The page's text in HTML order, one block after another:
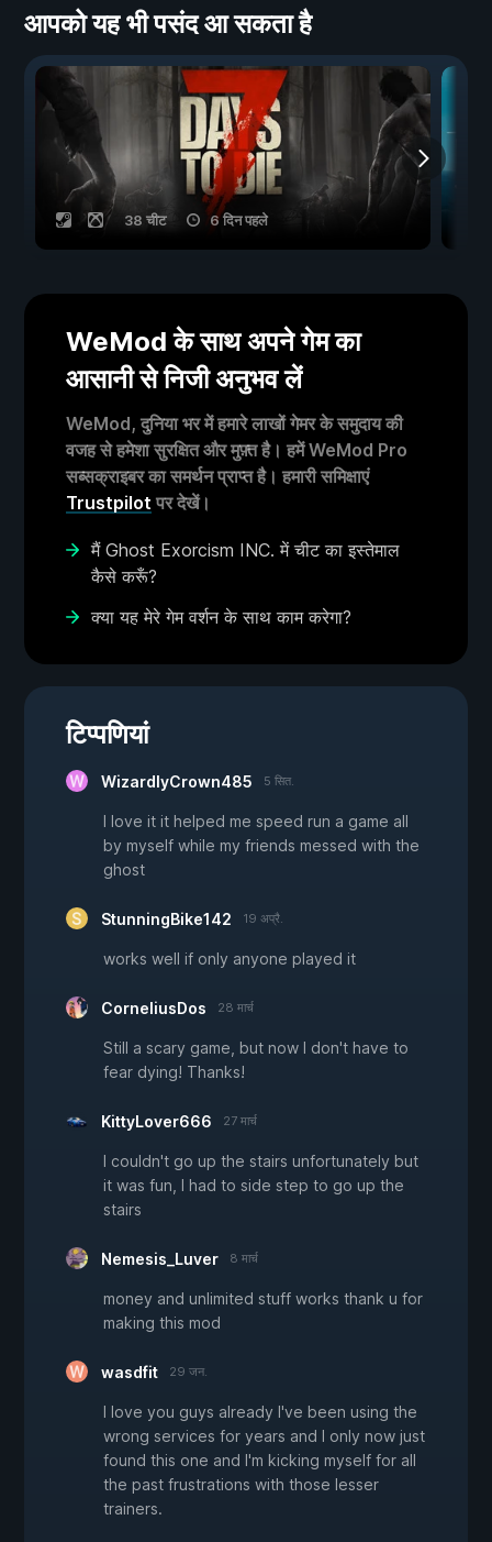
आपको यह भी पसंद आ सकता है
38 चीट 6 दिन पहले
WeMod के साथ अपने गेम का
आसानी से निजी अनुभव लें
WeMod, दुनिया भर में हमारे लाखों गेमर के समुदाय की
वजह से हमेशा सुरक्षित और मुफ़्त है। हमें WeMod Pro
सब्सक्राइबर का समर्थन प्राप्त है। हमारी समिक्षाएं
Trustpilot पर देखें।
मैं Ghost Exorcism INC. में चीट का इस्तेमाल
कैसे करूँ?
क्या यह मेरे गेम वर्शन के साथ काम करेगा?
टिप्पणियां
WizardlyCrown485 5 सित.
I love it it helped me speed run a game all
by myself while my friends messed with the
ghost
StunningBike142 19 अप्रै.
works well if only anyone played it
CorneliusDos 28 मार्च
Still a scary game, but now I don't have to
fear dying! Thanks!
KittyLover666 27 मार्च
I couldn't go up the stairs unfortunately but
it was fun, I had to side step to go up the
stairs
Nemesis_Luver 8 मार्च
money and unlimited stuff works thank u for
making this mod
wasdfit 29 जन.
I love you guys already I've been using the
wrong services for years and I only now just
found this one and I'm kicking myself for all
the past frustrations with those lesser
trainers.